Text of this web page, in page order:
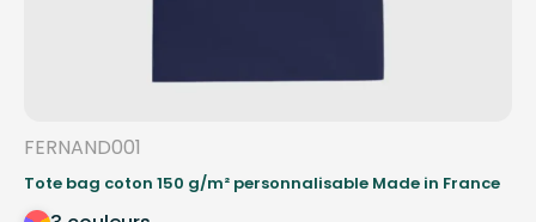
FERNAND001
Tote bag coton 150 g/m² personnalisable Made in France